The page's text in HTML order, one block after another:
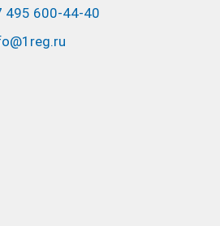
Юрвиста очень быстро помогли
495 600-44-40